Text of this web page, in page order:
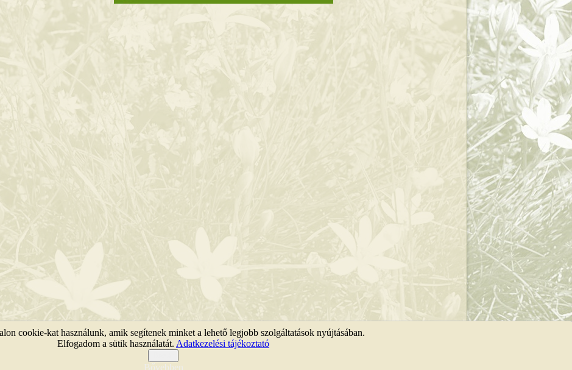
KEFAG Zrt. © 2011 |Jogi nyilatkozat|Webtérkép
cookie-kat használunk, amik segítenek minket a lehető legjobb szolgáltatások nyújtásában.
Elfogadom a sütik használatát. Adatkezelési tájékoztató
Bővebben